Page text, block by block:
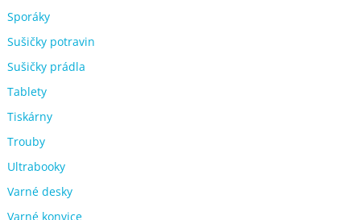
Sporáky
Sušičky potravin
Sušičky prádla
Tablety
Tiskárny
Trouby
Ultrabooky
Varné desky
Varné konvice